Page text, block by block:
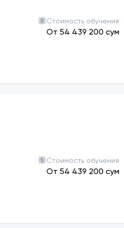
год —800,000 сум в
Важно подавать заявку
программу Certificate in
Стоимость обучения
От 54 439 200 сум
Стоимость обучения
От 54 439 200 сум